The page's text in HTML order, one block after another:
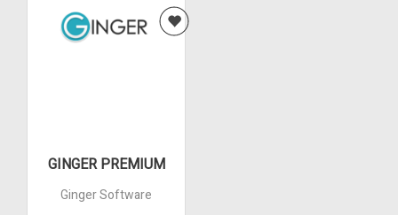
GINGER PREMIUM
Ginger Software